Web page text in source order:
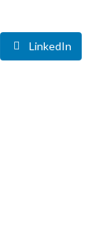
LinkedIn